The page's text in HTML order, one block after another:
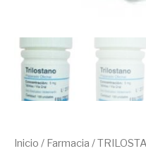
Inicio / Farmacia /